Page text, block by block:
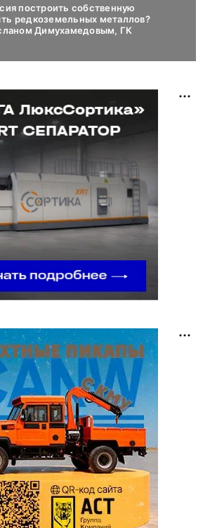
построить собственную
редкоземельных металлов?
Димухамедовым, ГК